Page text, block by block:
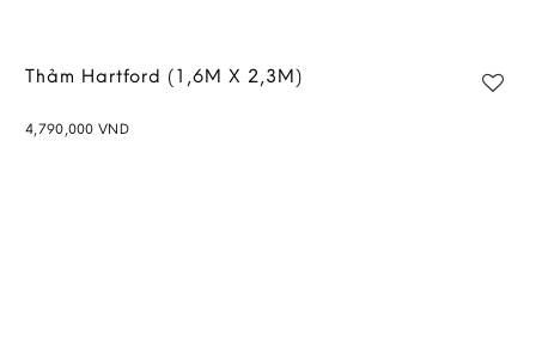
Thảm Hartford (1,6M X 2,3M)
4,790,000 VND